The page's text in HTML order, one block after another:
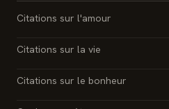
Citations sur l'amour
Citations sur la vie
Citations sur le bonheur